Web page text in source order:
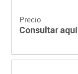
Precio
Consultar aquí